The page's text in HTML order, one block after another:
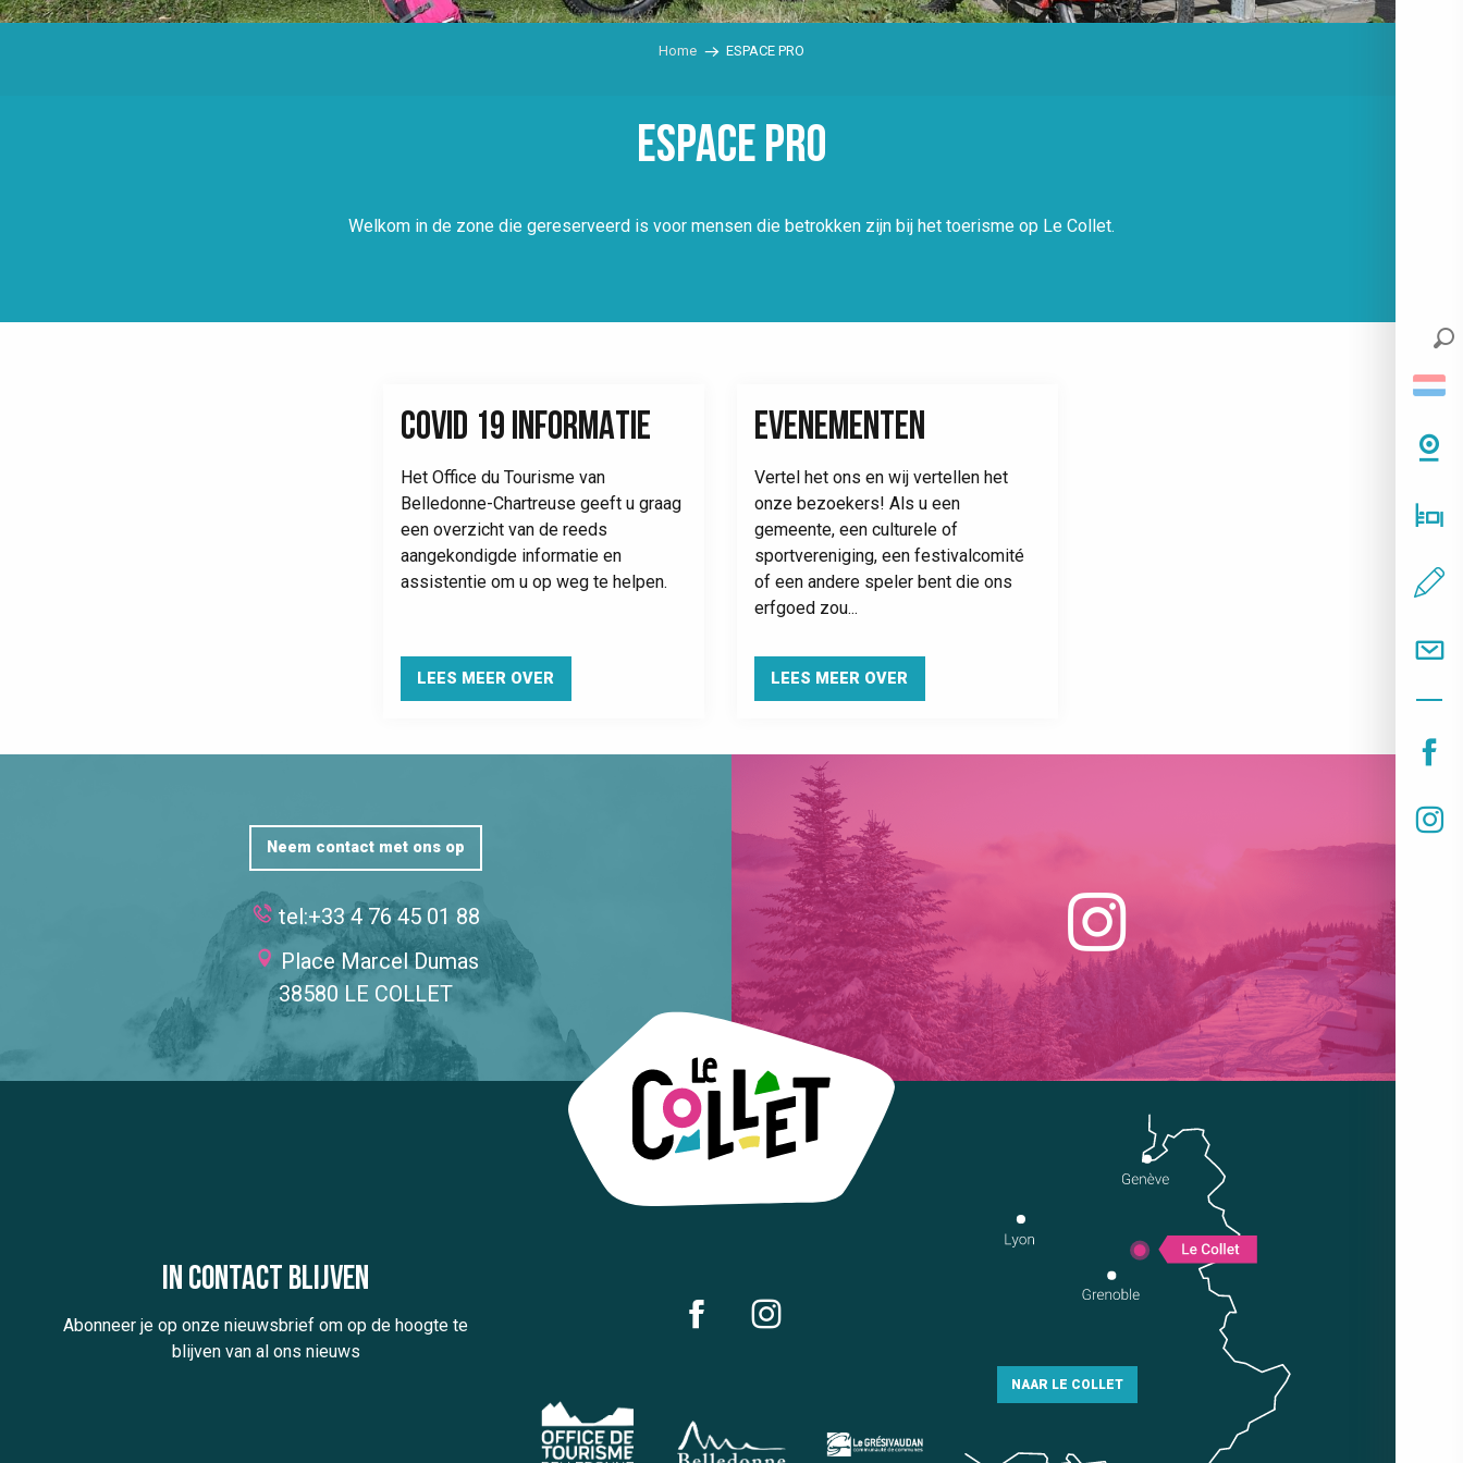
Home ESPACE PRO
ESPACE PRO
Welkom in de zone die gereserveerd is voor mensen die betrokken zijn bij het toerisme op Le Collet.
COVID 19 INFORMATIE
Het Office du Tourisme van
Belledonne-Chartreuse geeft u graag
een overzicht van de reeds
aangekondigde informatie en
assistentie om u op weg te helpen.
LEES MEER OVER
EVENEMENTEN
Vertel het ons en wij vertellen het
onze bezoekers! Als u een
gemeente, een culturele of
sportvereniging, een festivalcomité
of een andere speler bent die ons
erfgoed zou...
LEES MEER OVER
Neem contact met ons op
tel:+33 4 76 45 01 88
Place Marcel Dumas
38580 LE COLLET
In contact blijven
Abonneer je op onze nieuwsbrief om op de hoogte te
blijven van al ons nieuws
NAAR LE COLLET